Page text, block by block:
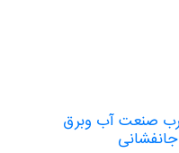
صنعت آب وبرق